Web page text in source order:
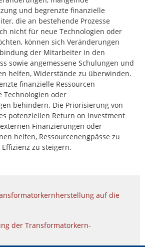
und begrenzte finanzielle
die an bestehende Prozesse
nicht für neue Technologien oder
können sich Veränderungen
der Mitarbeiter in den
sowie angemessene Schulungen und
helfen, Widerstände zu überwinden.
finanzielle Ressourcen
Technologien oder
behindern. Die Priorisierung von
potenziellen Return on Investment
Finanzierungen oder
helfen, Ressourcenengpässe zu
zu steigern.
auf die
der Transformatorkern-